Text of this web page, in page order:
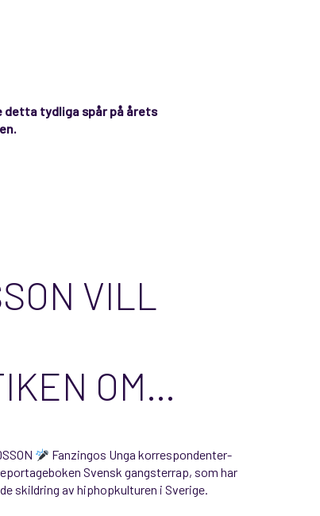
detta tydliga spår på årets
VILL
OM
Fanzingos Unga korrespondenter-
Svensk gangsterrap, som har
skildring av hiphopkulturen i Sverige.